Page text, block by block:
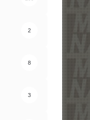
2
8
3